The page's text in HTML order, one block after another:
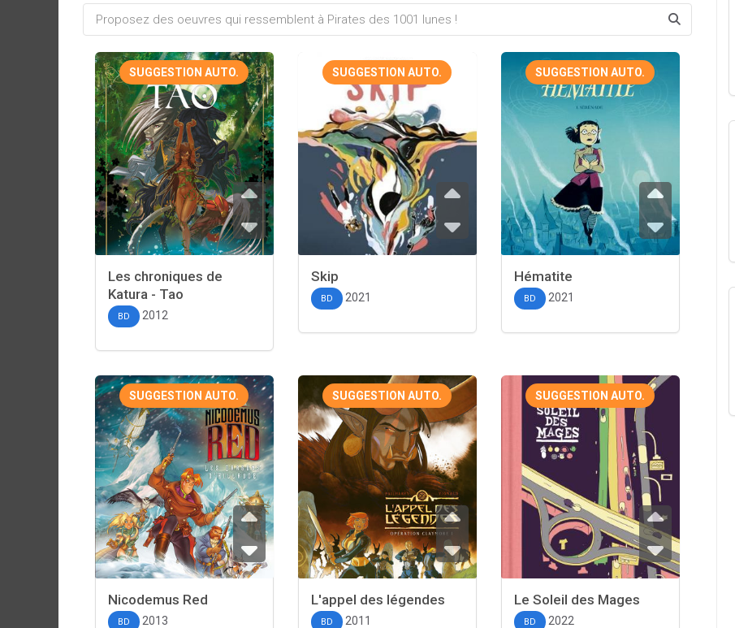
SUGGESTION AUTO.
Les chroniques de
Katura - Tao
BD 2012
SUGGESTION AUTO.
Skip
BD 2021
SUGGESTION AUTO.
Hématite
BD 2021
SUGGESTION AUTO.
Nicodemus Red
BD 2013
SUGGESTION AUTO.
L'appel des légendes
BD 2011
SUGGESTION AUTO.
Le Soleil des Mages
BD 2022